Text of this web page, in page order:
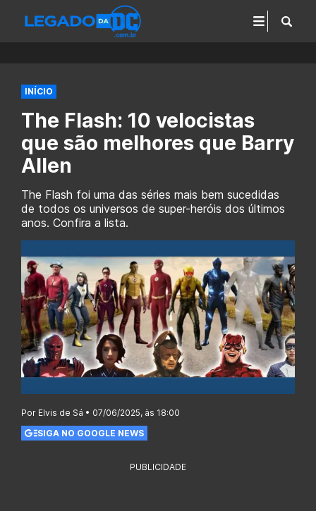
INÍCIO
The Flash: 10 velocistas
que são melhores que Barry
Allen
The Flash foi uma das séries mais bem sucedidas
de todos os universos de super-heróis dos últimos
anos. Confira a lista.
Por Elvis de Sá • 07/06/2025, às 18:00
SIGA NO GOOGLE NEWS
PUBLICIDADE